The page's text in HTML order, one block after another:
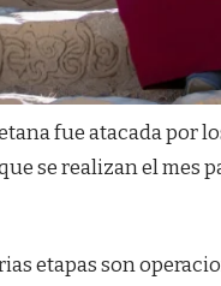
fue atacada por
se realizan el mes
etapas son